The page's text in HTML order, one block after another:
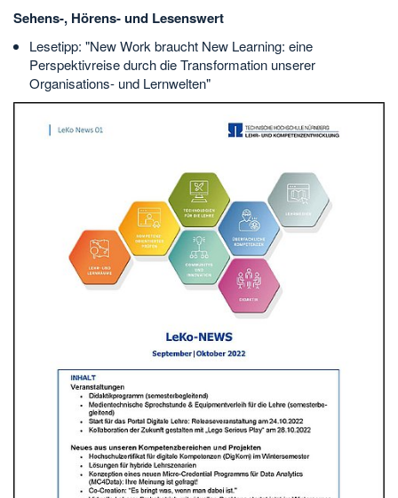
Sehens-, Hörens- und Lesenswert
Lesetipp: "New Work braucht New Learning: eine
Perspektivreise durch die Transformation unserer
Organisations- und Lernwelten"